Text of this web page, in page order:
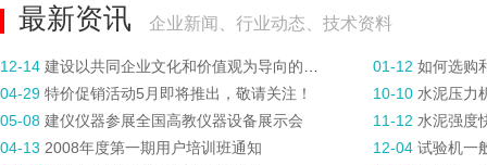
最新资讯 企业新闻、行业动态、技术资料
12-14 建设以共同企业文化和价值观为导向的大家庭
04-29 特价促销活动5月即将推出，敬请关注！
05-08 建仪仪器参展全国高教仪器设备展示会
04-13 2008年度第一期用户培训班通知
01-12 如何选购
10-10 水泥压力
11-12 水泥强度
12-04 试验机一